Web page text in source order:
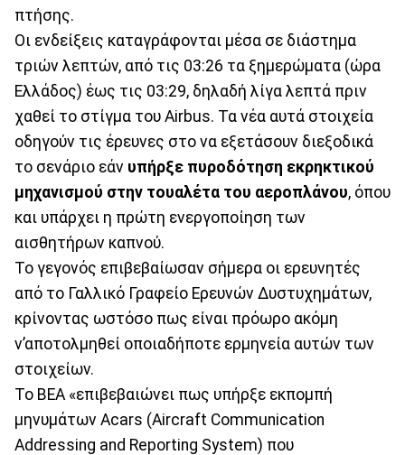
πτήσης.
Οι ενδείξεις καταγράφονται μέσα σε διάστημα
τριών λεπτών, από τις 03:26 τα ξημερώματα (ώρα
Ελλάδος) έως τις 03:29, δηλαδή λίγα λεπτά πριν
χαθεί το στίγμα του Airbus. Τα νέα αυτά στοιχεία
οδηγούν τις έρευνες στο να εξετάσουν διεξοδικά
το σενάριο εάν υπήρξε πυροδότηση εκρηκτικού
μηχανισμού στην τουαλέτα του αεροπλάνου, όπου
και υπάρχει η πρώτη ενεργοποίηση των
αισθητήρων καπνού.
Το γεγονός επιβεβαίωσαν σήμερα οι ερευνητές
από το Γαλλικό Γραφείο Ερευνών Δυστυχημάτων,
κρίνοντας ωστόσο πως είναι πρόωρο ακόμη
ν’αποτολμηθεί οποιαδήποτε ερμηνεία αυτών των
στοιχείων.
Το ΒΕΑ «επιβεβαιώνει πως υπήρξε εκπομπή
μηνυμάτων Acars (Aircraft Communication
Addressing and Reporting System) που